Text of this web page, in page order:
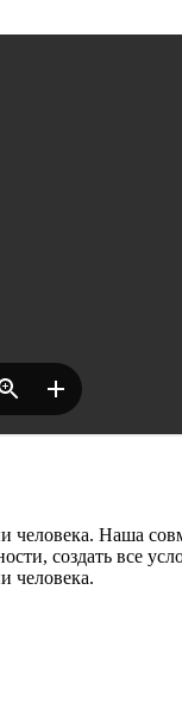
Наша
создать все
человека.